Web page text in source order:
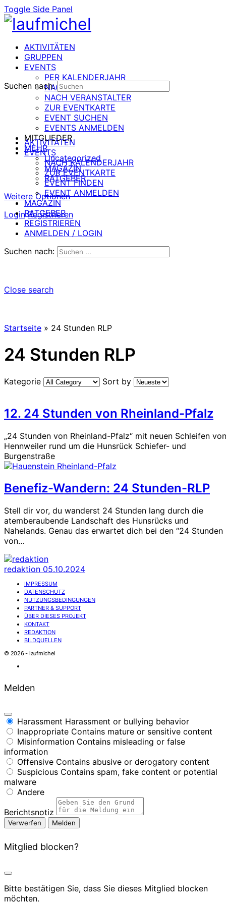
Toggle Side Panel
AKTIVITÄTEN
GRUPPEN
EVENTS
PER KALENDERJAHR
NACH DATUM
NACH VERANSTALTER
ZUR EVENTKARTE
EVENT SUCHEN
EVENTS ANMELDEN
MITGLIEDER
MEHR
Uncategorized
MAGAZIN
RATGEBER
Weitere Optionen
Login Registrieren
Suchen nach:
AKTIVITÄTEN
EVENTS
NACH KALENDERJAHR
ZUR EVENTKARTE
EVENT FINDEN
EVENT ANMELDEN
MAGAZIN
RATGEBER
REGISTRIEREN
ANMELDEN / LOGIN
Suchen nach:
Close search
Startseite » 24 Stunden RLP
24 Stunden RLP
Kategorie Sort by
12. 24 Stunden von Rheinland-Pfalz
„24 Stunden von Rheinland-Pfalz“ mit neuen Schleifen von
Hennweiler rund um die Hunsrück Schiefer- und
Burgenstraße
Benefiz-Wandern: 24 Stunden-RLP
Stell dir vor, du wanderst 24 Stunden lang durch die
atemberaubende Landschaft des Hunsrücks und
Nahelands. Genau das erwartet dich bei den “24 Stunden
von…
redaktion 05.10.2024
IMPRESSUM
DATENSCHUTZ
NUTZUNGSBEDINGUNGEN
PARTNER & SUPPORT
ÜBER DIESES PROJEKT
KONTAKT
REDAKTION
BILDQUELLEN
© 2026 - laufmichel
Melden
Harassment Harassment or bullying behavior
Inappropriate Contains mature or sensitive content
Misinformation Contains misleading or false
information
Offensive Contains abusive or derogatory content
Suspicious Contains spam, fake content or potential
malware
Andere
Berichtsnotiz
Melden
Mitglied blocken?
Bitte bestätigen Sie, dass Sie dieses Mitglied blocken
möchten.